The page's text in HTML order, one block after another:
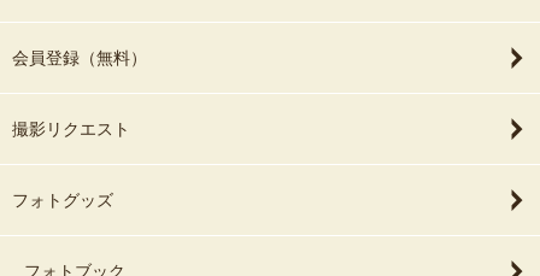
会員登録（無料）
撮影リクエスト
フォトグッズ
フォトブック